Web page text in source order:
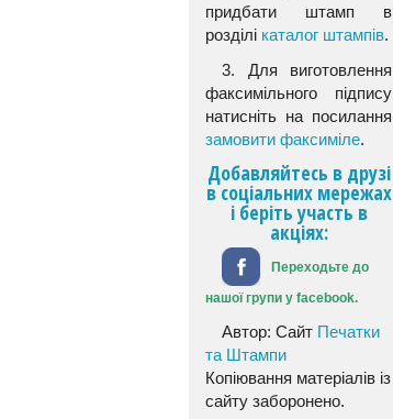
придбати штамп в
розділі каталог штампів.
3. Для виготовлення
факсимільного підпису
натисніть на посилання
замовити факсиміле.
Добавляйтесь в друзі
в соціальних мережах
і беріть участь в
акціях:
Переходьте до
нашої групи у facebook.
Автор: Сайт Печатки
та Штампи
Копіювання матеріалів із
сайту заборонено.